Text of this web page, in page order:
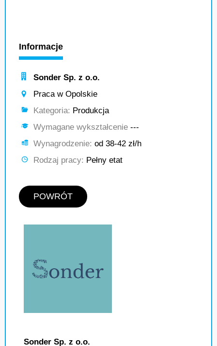
Informacje
Sonder Sp. z o.o.
Praca w Opolskie
Kategoria: Produkcja
Wymagane wykształcenie ---
Wynagrodzenie: od 38-42 zł/h
Rodzaj pracy: Pełny etat
POWRÓT
Sonder Sp. z o.o.